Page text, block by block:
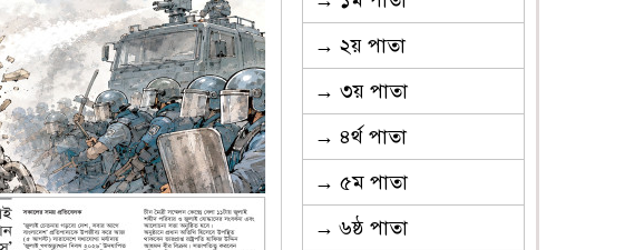
→ ২য় পাতা
→ ৩য় পাতা
→ ৪র্থ পাতা
→ ৫ম পাতা
→ ৬ষ্ঠ পাতা